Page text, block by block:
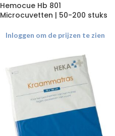
Hemocue Hb 801
Microcuvetten | 50-200 stuks
Inloggen om de prijzen te zien